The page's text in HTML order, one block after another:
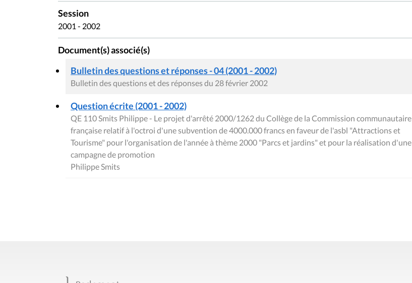
Session
2001 - 2002
Document(s) associé(s)
Bulletin des questions et réponses - 04 (2001 - 2002)
Bulletin des questions et des réponses du 28 février 2002
Question écrite (2001 - 2002)
QE 110 Smits Philippe - Le projet d'arrêté 2000/1262 du Collège de la Commission communautaire
française relatif à l'octroi d'une subvention de 4000.000 francs en faveur de l'asbl "Attractions et
Tourisme" pour l'organisation de l'année à thème 2000 "Parcs et jardins" et pour la réalisation d'une
campagne de promotion
Philippe Smits